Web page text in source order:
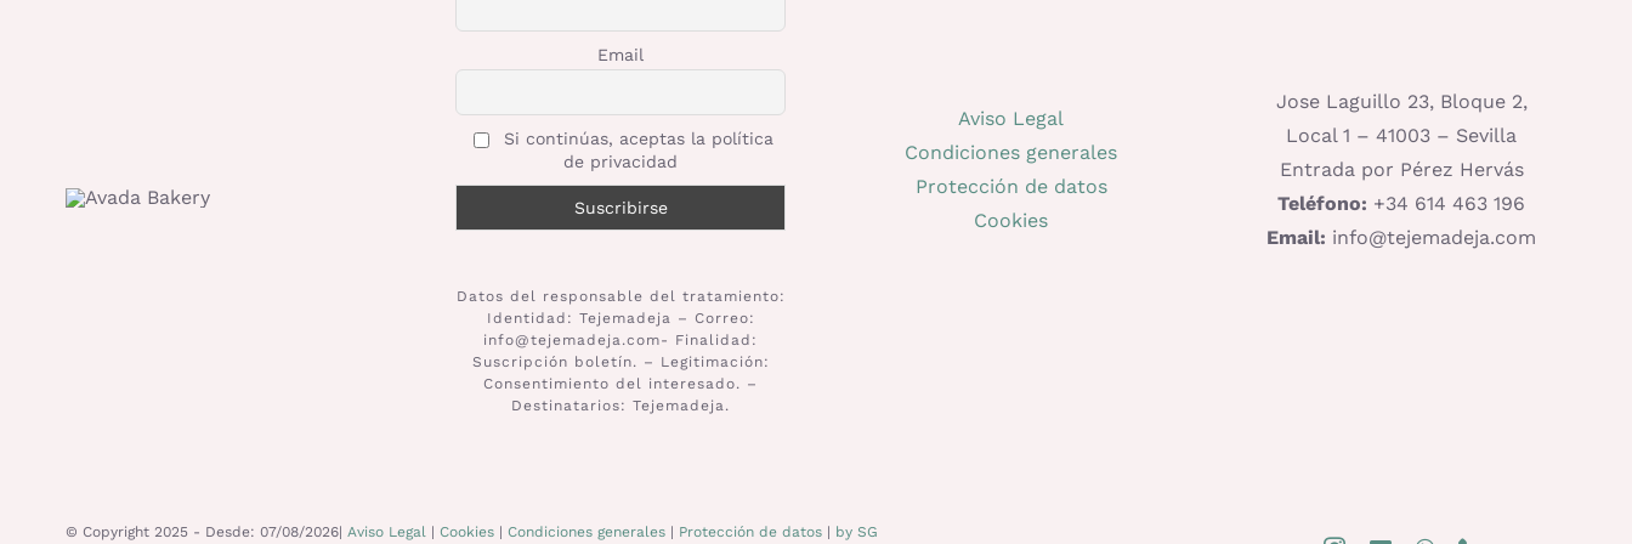
Email
Si continúas, aceptas la política
de privacidad
Datos del responsable del tratamiento:
Identidad: Tejemadeja – Correo:
info@tejemadeja.com- Finalidad:
Suscripción boletín. – Legitimación:
Consentimiento del interesado. –
Destinatarios: Tejemadeja.
Aviso Legal
Condiciones generales
Protección de datos
Cookies
Jose Laguillo 23, Bloque 2,
Local 1 – 41003 – Sevilla
Entrada por Pérez Hervás
Teléfono: +34 614 463 196
Email: info@tejemadeja.com
© Copyright 2025 - Desde: 07/08/2026| Aviso Legal| Cookies| Condiciones generales| Protección de datos| by SG